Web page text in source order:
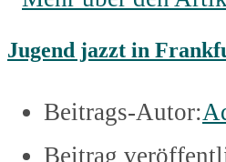
Jugend jazzt in
Beitrags-Autor:
Beitrag